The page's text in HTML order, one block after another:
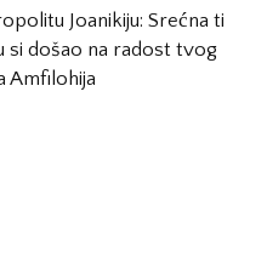
Joanikiju: Srećna ti
si došao na radost tvog
Amfilohija